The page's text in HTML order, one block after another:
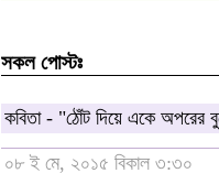
সকল পোস্টঃ
কবিতা - "ঠোঁট দিয়ে একে অপরের
০৮ ই মে, ২০১৫ বিকাল ৩:৩০